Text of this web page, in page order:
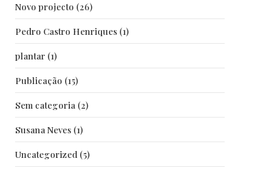
Novo projecto (26)
Pedro Castro Henriques (1)
plantar (1)
Publicação (15)
Sem categoria (2)
Susana Neves (1)
Uncategorized (5)